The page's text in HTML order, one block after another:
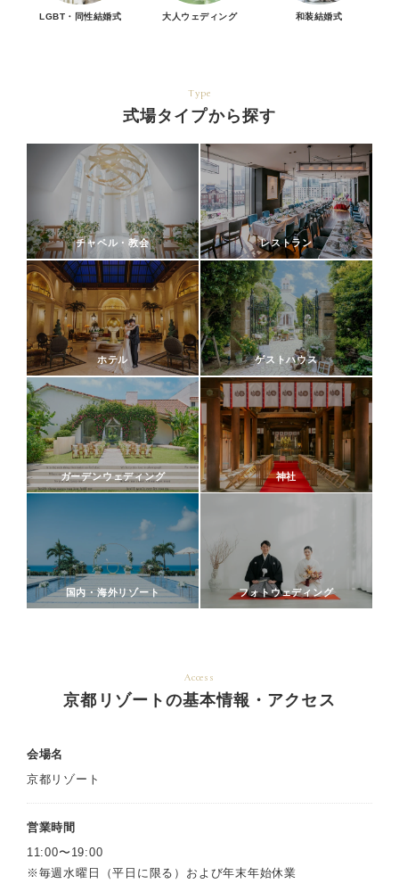
LGBT・同性結婚式 大人ウェディング 和装結婚式
Type
式場タイプから探す
チャペル・教会 レストラン
ホテル ゲストハウス
ガーデンウェディング 神社
国内・海外リゾート フォトウェディング
Access
京都リゾートの基本情報・アクセス
会場名
京都リゾート
営業時間
11:00〜19:00
※毎週水曜日（平日に限る）および年末年始休業